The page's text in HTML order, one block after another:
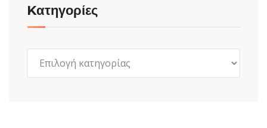
Kατηγορίες